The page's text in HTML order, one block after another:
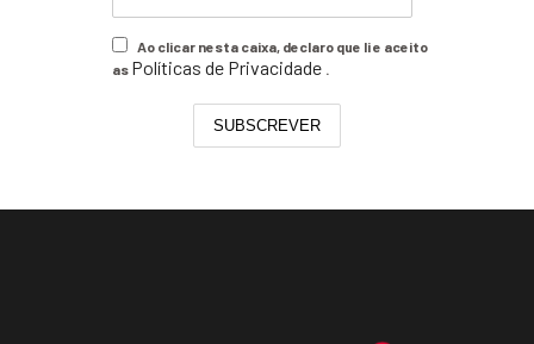
Ao clicar nesta caixa, declaro que li e aceito
as Políticas de Privacidade
SUBSCREVER